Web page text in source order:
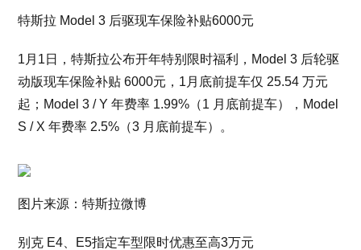
特斯拉 Model 3 后驱现车保险补贴6000元
1月1日，特斯拉公布开年特别限时福利，Model 3 后轮驱
动版现车保险补贴 6000元，1月底前提车仅 25.54 万元
起；Model 3 / Y 年费率 1.99%（1 月底前提车），Model
S / X 年费率 2.5%（3 月底前提车）。
图片来源：特斯拉微博
别克 E4、E5指定车型限时优惠至高3万元